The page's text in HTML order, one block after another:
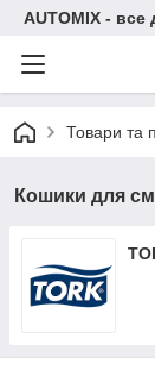
AUTOMIX - все
Товари та
Кошики для